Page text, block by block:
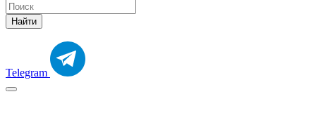
Найти
Telegram